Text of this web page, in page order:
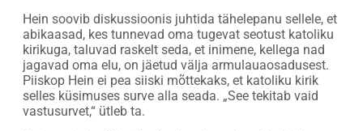
Hein soovib diskussioonis juhtida tähelepanu sellele, et
abikaasad, kes tunnevad oma tugevat seotust katoliku
kirikuga, taluvad raskelt seda, et inimene, kellega nad
jagavad oma elu, on jäetud välja armulauaosadusest.
Piiskop Hein ei pea siiski mõttekaks, et katoliku kirik
selles küsimuses surve alla seada. „See tekitab vaid
vastusurvet,“ ütleb ta.